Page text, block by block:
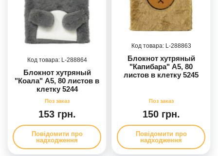
288864
Блокнот хутряный
"Коала" А5, 80 листов в
клетку 5244
153 грн.
Повідомити про
надходження
288863
Блокнот хутряный
"Капибара" А5, 80
листов в клетку 5245
150 грн.
Повідомити про
надходження